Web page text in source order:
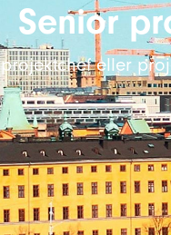
Senior
eller